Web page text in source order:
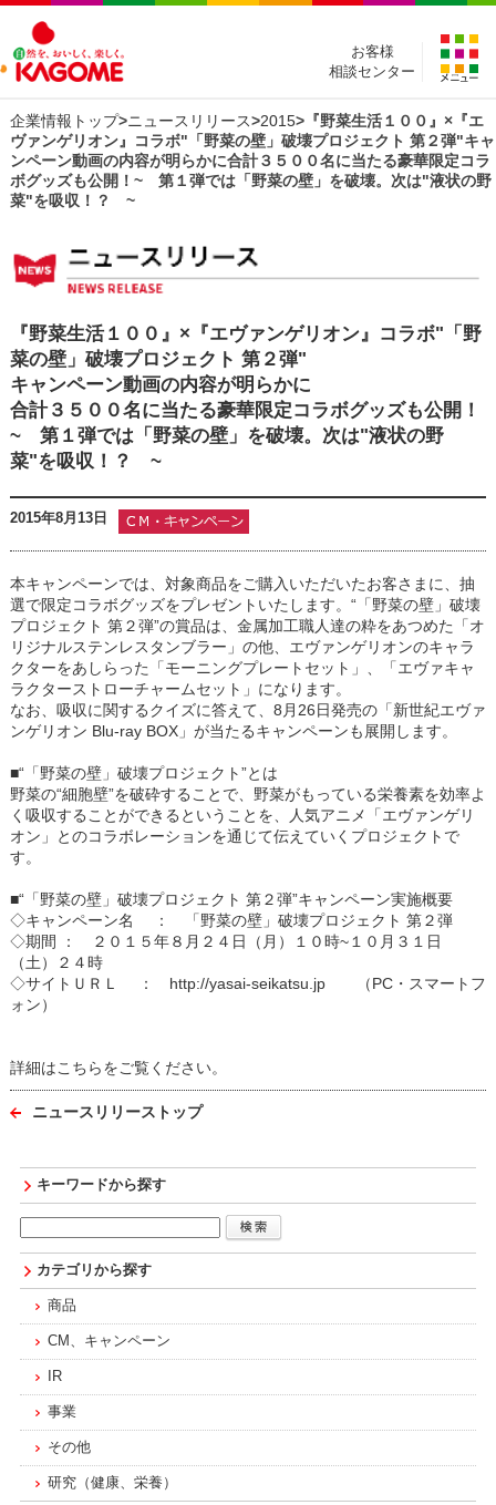
お客様
相談センター
企業情報トップ>ニュースリリース>2015>『野菜生活１００』×『エ
ヴァンゲリオン』コラボ"「野菜の壁」破壊プロジェクト 第２弾"キャ
ンペーン動画の内容が明らかに合計３５００名に当たる豪華限定コラ
ボグッズも公開！~ 第１弾では「野菜の壁」を破壊。次は"液状の野
菜"を吸収！？ ~
『野菜生活１００』×『エヴァンゲリオン』コラボ"「野
菜の壁」破壊プロジェクト 第２弾"
キャンペーン動画の内容が明らかに
合計３５００名に当たる豪華限定コラボグッズも公開！
~ 第１弾では「野菜の壁」を破壊。次は"液状の野
菜"を吸収！？ ~
2015年8月13日
本キャンペーンでは、対象商品をご購入いただいたお客さまに、抽
選で限定コラボグッズをプレゼントいたします。“「野菜の壁」破壊
プロジェクト 第２弾”の賞品は、金属加工職人達の粋をあつめた
「オ
リジナルステンレスタンブラー」 の他、エヴァンゲリオンのキャラ
クターをあしらった
「モーニングプレートセット」
「エヴァキャ
ラクターストローチャームセット」 になります。
なお、吸収に関するクイズに答えて、8月26日発売の「新世紀エヴァ
ンゲリオン Blu-ray BOX」が当たるキャンペーンも展開します。
■“「野菜の壁」破壊プロジェクト”とは
野菜の“細胞壁”を破砕することで、野菜がもっている栄養素を効率よ
く吸収することができるということを、人気アニメ「エヴァンゲリ
オン」とのコラボレーションを通じて伝えていくプロジェクトで
す。
■“ 「野菜の壁」破壊プロジェクト 第２弾”キャンペーン実施概要
◇キャンペーン名 ： 「野菜の壁」破壊プロジェクト 第２弾
◇期間 ： ２０１５年８月２４日（月）１０時~１０月３１日
（土）２４時
◇サイトＵＲＬ ： http://yasai-seikatsu.jp （PC・スマートフ
ォン）
詳細はこちらをご覧ください。
ニュースリリーストップ
キーワードから探す
カテゴリから探す
商品
CM、キャンペーン
IR
事業
その他
研究（健康、栄養）